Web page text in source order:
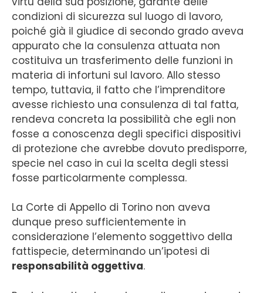
condizioni di sicurezza sul luogo di lavoro,
poiché già il giudice di secondo grado aveva
appurato che la consulenza attuata non
costituiva un trasferimento delle funzioni in
materia di infortuni sul lavoro. Allo stesso
tempo, tuttavia, il fatto che l’imprenditore
avesse richiesto una consulenza di tal fatta,
rendeva concreta la possibilità che egli non
fosse a conoscenza degli specifici dispositivi
di protezione che avrebbe dovuto predisporre,
specie nel caso in cui la scelta degli stessi
fosse particolarmente complessa.
La Corte di Appello di Torino non aveva
dunque preso sufficientemente in
considerazione l’elemento soggettivo della
fattispecie, determinando un’ipotesi di
responsabilità oggettiva.